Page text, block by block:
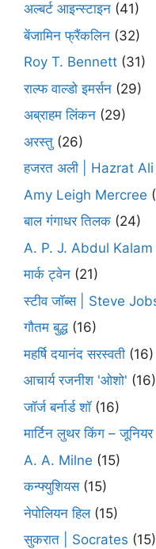
अल्बर्ट आइन्स्टाइन (41)
बेंजामिन फ्रैंकलिन (32)
Roy T. Bennett (31)
राल्फ वाल्डो इमर्सन (29)
अब्राहम लिंकन (29)
अरस्तु (26)
हजरत अली | Hazrat Ali
Amy Leigh Mercree
बाल गंगाधर तिलक (24)
A. P. J. Abdul Kalam
मार्क ट्वेन (21)
स्टीव जॉब्स | Steve
गौतम बुद्ध (16)
महर्षि दयानंद सरस्वती (16)
आचार्य रजनीश 'ओशो' (16)
जॉर्ज बर्नार्ड शॉ(16)
मार्टिन लुथर किंग – जूनियर
A. A. Milne (15)
कन्फ्युशियस(15)
नेपोलियन हिल(15)
सुकरात | Socrates (15)